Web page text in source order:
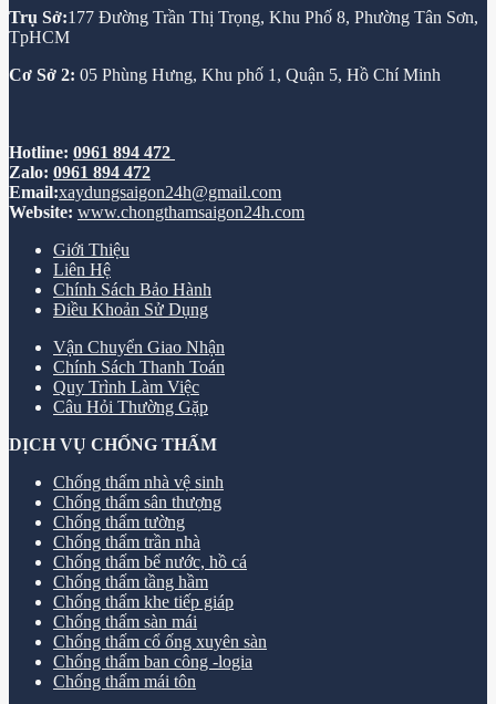
Trụ Sở:177 Đường Trần Thị Trọng, Khu Phố 8, Phường Tân Sơn,
TpHCM
Cơ Sở 2: 05 Phùng Hưng, Khu phố 1, Quận 5, Hồ Chí Minh
Hotline: 0961 894 472
Zalo: 0961 894 472
Email:xaydungsaigon24h@gmail.com
Website: www.chongthamsaigon24h.com
Giới Thiệu
Liên Hệ
Chính Sách Bảo Hành
Điều Khoản Sử Dụng
Vận Chuyển Giao Nhận
Chính Sách Thanh Toán
Quy Trình Làm Việc
Câu Hỏi Thường Gặp
DỊCH VỤ CHỐNG THẤM
Chống thấm nhà vệ sinh
Chống thấm sân thượng
Chống thấm tường
Chống thấm trần nhà
Chống thấm bể nước, hồ cá
Chống thấm tầng hầm
Chống thấm khe tiếp giáp
Chống thấm sàn mái
Chống thấm cổ ống xuyên sàn
Chống thấm ban công -logia
Chống thấm mái tôn